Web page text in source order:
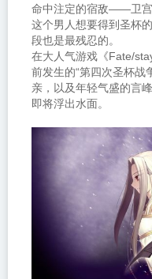
命中注定的宿敌——卫宫
这个男人想要得到圣杯
段也是最残忍的。
在大人气游戏《Fate/
前发生的“第四次圣杯战
亲，以及年轻气盛的言
即将浮出水面。